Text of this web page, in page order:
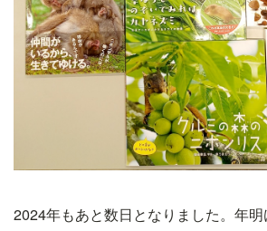
2024年もあと数日となりました。年